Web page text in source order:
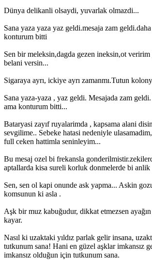
Dünya delikanli olsaydi, yuvarlak olmazdi...
Sana yaza yaza yaz geldi.mesaja zam geldi.daha
konturum bitti
Sen bir meleksin,dagda gezen ineksin,ot veririm
belani versin...
Sigaraya ayrı, ickiye ayrı zamanmı.Tutun
Sana yaza-yaza , yaz geldi. Mesajada zam
ama konturum bitti...
Bataryasi zayıf ruyalarimda , kapsama alani
sevgilime.. Sebeke hatasi nedeniyle
full ceken hattimla seninleyim...
Bu mesaj ozel bi frekansla
aptallarda kisa sureli korluk donmelerde bi
Sen, sen ol kapi onunde ask yapma... Askin
komsunun ki asla .
Aşk bir muz kabuğudur, dikkat etmezsen
kayar.
Nasıl ki uzaktaki yıldız parlak gelir insana,
tutkunum sana! Hani en güzel aşklar imkansız
imkansız olduğun için tutkunum sana.